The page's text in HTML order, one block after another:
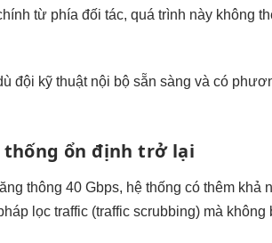
từ phía đối tác, quá trình này không
đội kỹ thuật nội bộ sẵn sàng và có
thống ổn định trở lại
thông 40 Gbps, hệ thống có thêm khả
lọc traffic (traffic scrubbing) mà không